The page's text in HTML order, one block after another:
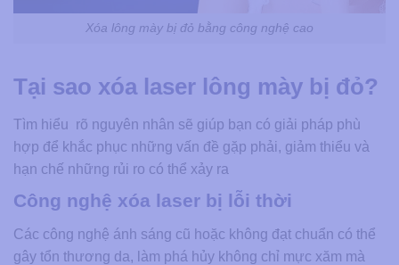
Xóa lông mày bị đỏ bằng công nghệ cao
Tại sao xóa laser lông mày bị đỏ?
Tìm hiểu rõ nguyên nhân sẽ giúp bạn có giải pháp phù
hợp để khắc phục những vấn đề gặp phải, giảm thiểu và
hạn chế những rủi ro có thể xảy ra
Công nghệ xóa laser bị lỗi thời
Các công nghệ ánh sáng cũ hoặc không đạt chuẩn có thể
gây tổn thương da, làm phá hủy không chỉ mực xăm mà